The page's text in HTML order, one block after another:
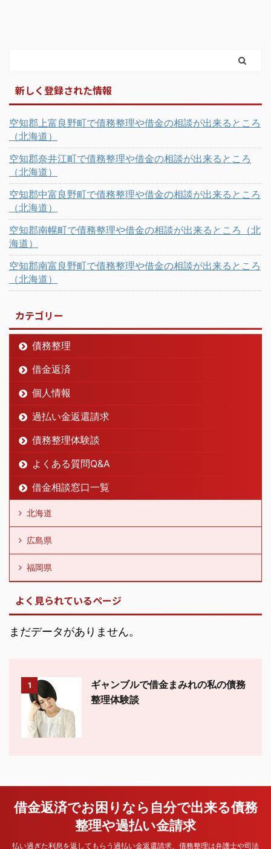
新しく登録された情報
空知郡上富良野町で債務整理や借金の相談が出来るところ
（北海道）
空知郡奈井江町で債務整理や借金の相談が出来るところ
（北海道）
空知郡中富良野町で債務整理や借金の相談が出来るところ
（北海道）
空知郡南幌町で債務整理や借金の相談が出来るところ（北
海道）
空知郡南富良野町で債務整理や借金の相談が出来るところ
（北海道）
カテゴリー
債務整理
借金返済
個人情報
過払い金返還請求
債務整理体験談
よくある質問Q&A
借金相談窓口一覧
北海道
広島県
福岡県
よく見られているページ
まだデータがありません。
1
ギャンブルで借金まみれの私の債務
整理体験談
借金返済でお困りなら自分で出来る債務
整理や過払い金請求
払い過ぎた利息を返してもらう過払い金返還請求、債務整理は弁護士や司法